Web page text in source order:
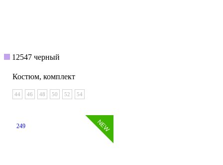
12547 черный
Костюм, комплект
44 46 48 50 52 54
249